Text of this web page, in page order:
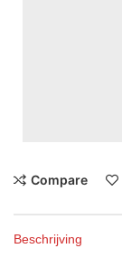
Compare
Beschrijving